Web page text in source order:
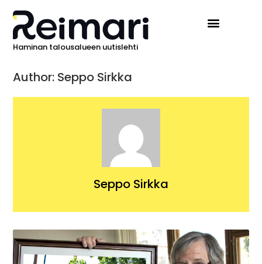
Haminan talousalueen uutislehti
Author: Seppo Sirkka
Seppo Sirkka